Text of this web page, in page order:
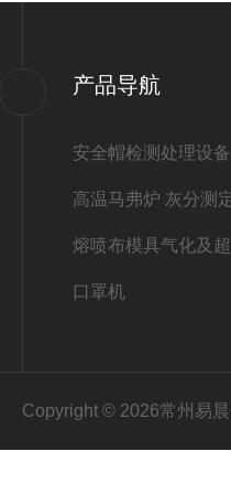
产品导航
安全帽检测处理设备
高温马弗炉 灰分测
熔喷布模具气化及
口罩机
Copyright © 2026常州易